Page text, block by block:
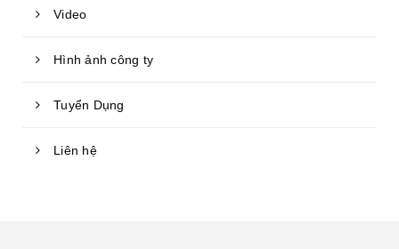
Video
Hình ảnh công ty
Tuyển Dụng
Liên hệ